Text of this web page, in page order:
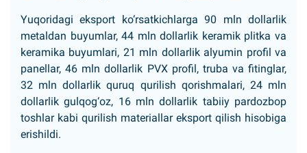
Yuqoridagi eksport ko‘rsatkichlarga 90 mln dollarlik
metaldan buyumlar, 44 mln dollarlik keramik plitka va
keramika buyumlari, 21 mln dollarlik alyumin profil va
panellar, 46 mln dollarlik PVX profil, truba va fitinglar,
32 mln dollarlik quruq qurilish qorishmalari, 24 mln
dollarlik gulqog‘oz, 16 mln dollarlik tabiiy pardozbop
toshlar kabi qurilish materiallar eksport qilish hisobiga
erishildi.